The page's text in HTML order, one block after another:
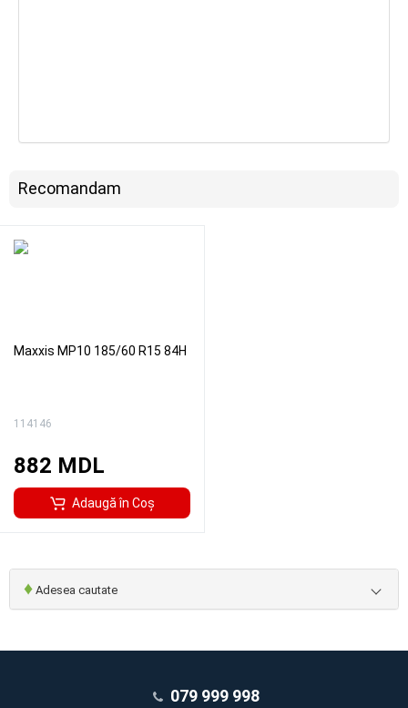
Recomandam
Maxxis MP10 185/60 R15 84H
114146
882 MDL
Adaugă în Coş
♦ Adesea cautate
079 999 998